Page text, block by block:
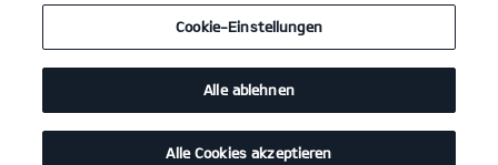
Cookie-Einstellungen
Alle ablehnen
Alle Cookies akzeptieren